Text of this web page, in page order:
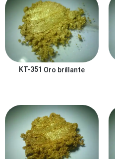
KT-351 Oro brillante